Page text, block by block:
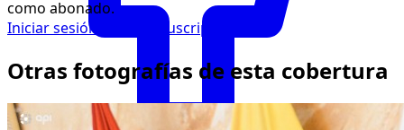
como abonado.
Iniciar sesión
Solicitar suscripción
Otras fotografías de esta cobertura